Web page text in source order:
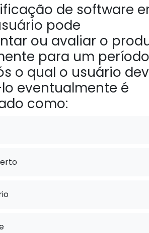
de software
pode
ou avaliar o
para um
o qual o usuário
eventualmente é
como: